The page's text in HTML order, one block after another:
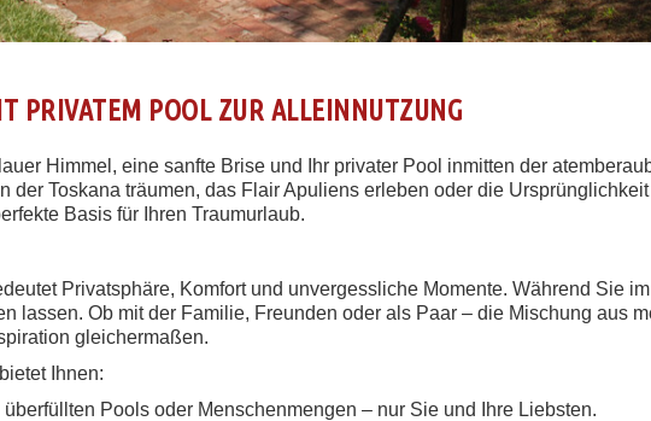
PRIVATEM POOL ZUR ALLEINNUTZUNG
Himmel, eine sanfte Brise und Ihr privater Pool inmitten der
der Toskana träumen, das Flair Apuliens erleben oder die
Basis für Ihren Traumurlaub.
Privatsphäre, Komfort und unvergessliche Momente. Während Sie
lassen. Ob mit der Familie, Freunden oder als Paar – die Mischung aus
gleichermaßen.
bietet Ihnen:
überfüllten Pools oder Menschenmengen – nur Sie und Ihre Liebsten.